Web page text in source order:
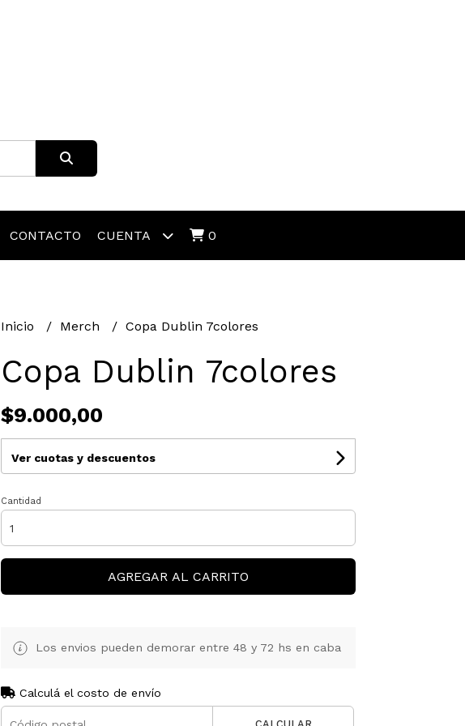
CONTACTO CUENTA 0
Inicio Merch Copa Dublin 7colores
Copa Dublin 7colores
$9.000,00
Ver cuotas y descuentos
Cantidad
AGREGAR AL CARRITO
Los envios pueden demorar entre 48 y 72 hs en caba
Calculá el costo de envío